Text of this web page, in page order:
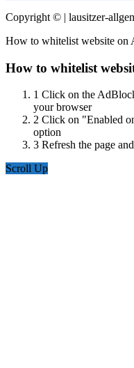
Copyright © | lausitzer-
How to whitelist website on
How to whitelist
1 Click on the
your browser
2 Click on "Enabled
option
3 Refresh the page
Scroll Up